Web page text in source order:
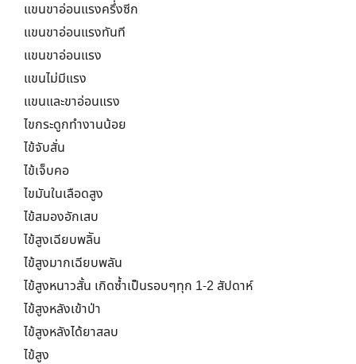
แขนขาอ่อนแรงครึ่งซีก
แขนขาอ่อนแรงทันที
แขนขาอ่อนแรง
แขนไม่มีแรง
แขนและขาอ่อนแรง
ไขกระดูกทำงานน้อย
ไข้จับสั่น
ไข้เจ็บคอ
ไขมันในเลือดสูง
ไข้สมองอักเสบ
ไข้สูงเฉียบพลิัน
ไข้สูงมากเฉียบพลัน
ไข้สูงหนาวสั้น เกิดซ้ำเป็นรอบๆทุก 1-2 สัปดาห์
ไข้สูงหลังเข้าป่า
ไข้สูงหลังได้ยาสลบ
ไข้สูง